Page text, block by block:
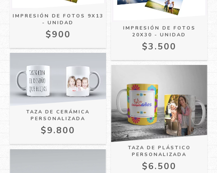
IMPRESIÓN DE FOTOS 9X13
- UNIDAD
$900
IMPRESIÓN DE FOTOS
20X30 - UNIDAD
$3.500
TAZA DE CERÁMICA
PERSONALIZADA
$9.800
TAZA DE PLÁSTICO
PERSONALIZADA
$6.500